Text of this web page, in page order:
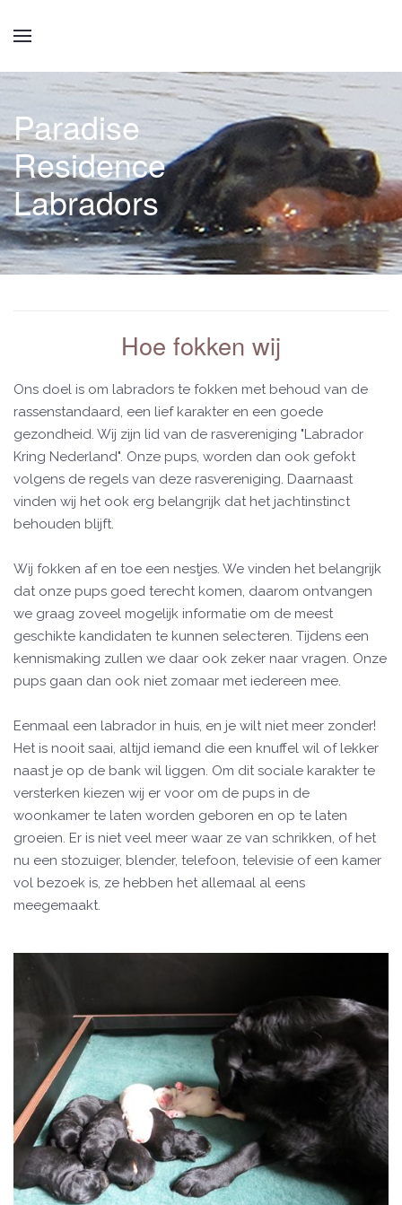
Paradise
Residence
Labradors
Hoe fokken wij
Ons doel is om labradors te fokken met behoud van de
rassenstandaard, een lief karakter en een goede
gezondheid. Wij zijn lid van de rasvereniging "Labrador
Kring Nederland". Onze pups, worden dan ook gefokt
volgens de regels van deze rasvereniging. Daarnaast
vinden wij het ook erg belangrijk dat het jachtinstinct
behouden blijft.
Wij fokken af en toe een nestjes. We vinden het belangrijk
dat onze pups goed terecht komen, daarom ontvangen
we graag zoveel mogelijk informatie om de meest
geschikte kandidaten te kunnen selecteren. Tijdens een
kennismaking zullen we daar ook zeker naar vragen. Onze
pups gaan dan ook niet zomaar met iedereen mee.
Eenmaal een labrador in huis, en je wilt niet meer zonder!
Het is nooit saai, altijd iemand die een knuffel wil of lekker
naast je op de bank wil liggen. Om dit sociale karakter te
versterken kiezen wij er voor om de pups in de
woonkamer te laten worden geboren en op te laten
groeien. Er is niet veel meer waar ze van schrikken, of het
nu een stozuiger, blender, telefoon, televisie of een kamer
vol bezoek is, ze hebben het allemaal al eens
meegemaakt.